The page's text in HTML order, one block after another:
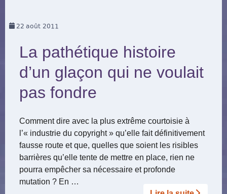
22 août 2011
La pathétique histoire
d’un glaçon qui ne voulait
pas fondre
Comment dire avec la plus extrême courtoisie à
l’« industrie du copyright » qu’elle fait définitivement
fausse route et que, quelles que soient les risibles
barrières qu’elle tente de mettre en place, rien ne
pourra empêcher sa nécessaire et profonde
mutation ? En …